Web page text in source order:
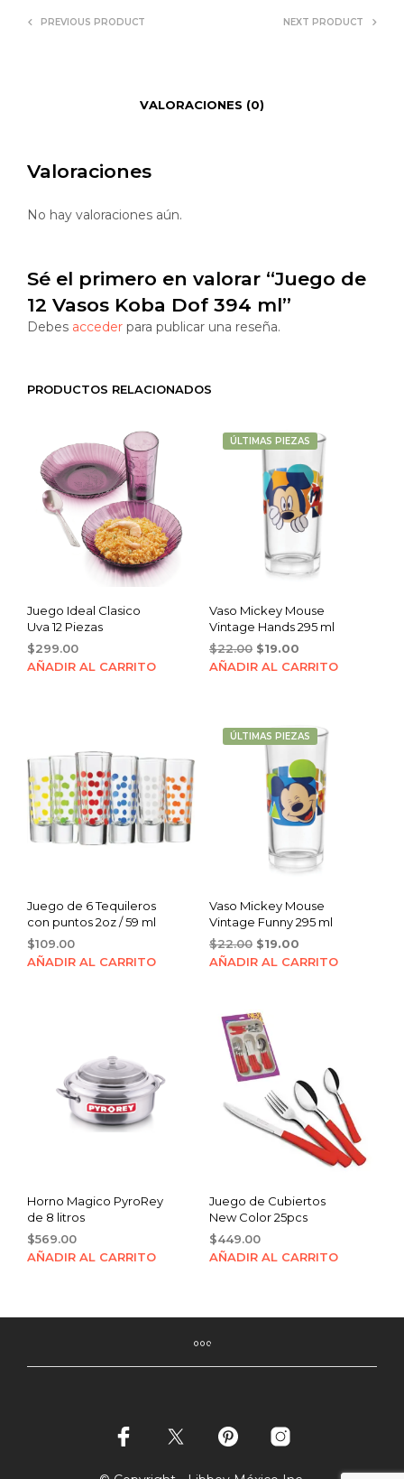
PREVIOUS PRODUCT NEXT PRODUCT
VALORACIONES (0)
Valoraciones
No hay valoraciones aún.
Sé el primero en valorar “Juego de
12 Vasos Koba Dof 394 ml”
Debes acceder para publicar una reseña.
PRODUCTOS RELACIONADOS
Juego Ideal Clasico
Uva 12 Piezas
$299.00
AÑADIR AL CARRITO
ÚLTIMAS PIEZAS
Vaso Mickey Mouse
Vintage Hands 295 ml
$22.00 Original
price
$19.00Current
price
AÑADIR AL CARRITO
Juego de 6 Tequileros
con puntos 2oz / 59 ml
$109.00
AÑADIR AL CARRITO
ÚLTIMAS PIEZAS
Vaso Mickey Mouse
Vintage Funny 295 ml
$22.00 Original
price
$19.00Current
price
AÑADIR AL CARRITO
Horno Magico PyroRey
de 8 litros
$569.00
AÑADIR AL CARRITO
Juego de Cubiertos
New Color 25pcs
$449.00
AÑADIR AL CARRITO